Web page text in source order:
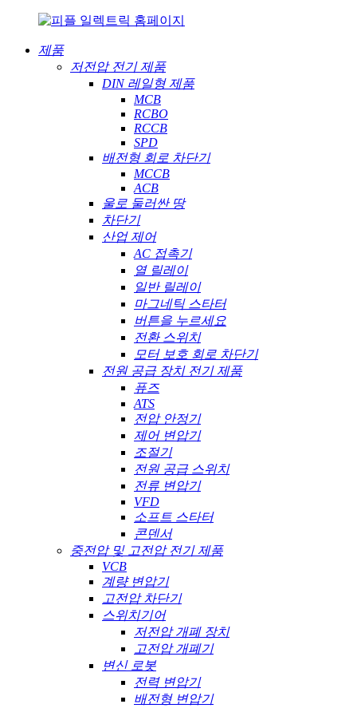
제품
저전압 전기 제품
DIN 레일형 제품
MCB
RCBO
RCCB
SPD
배전형 회로 차단기
MCCB
ACB
울로 둘러싼 땅
차단기
산업 제어
AC 접촉기
열 릴레이
일반 릴레이
마그네틱 스타터
버튼을 누르세요
전환 스위치
모터 보호 회로 차단기
전원 공급 장치 전기 제품
퓨즈
ATS
전압 안정기
제어 변압기
조절기
전원 공급 스위치
전류 변압기
VFD
소프트 스타터
콘덴서
중전압 및 고전압 전기 제품
VCB
계량 변압기
고전압 차단기
스위치기어
저전압 개폐 장치
고전압 개폐기
변신 로봇
전력 변압기
배전형 변압기